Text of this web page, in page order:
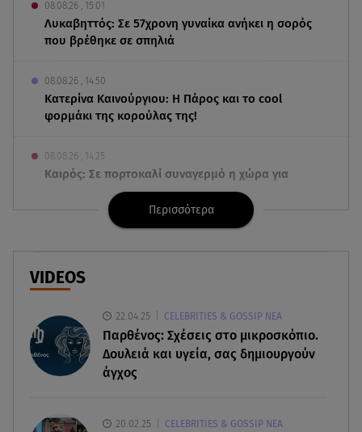
08.08.26 , 15:01
Λυκαβηττός: Σε 57χρονη γυναίκα ανήκει η σορός
που βρέθηκε σε σπηλιά
08.08.26 , 14:50
Κατερίνα Καινούργιου: Η Πάρος και το cool
φορμάκι της κορούλας της!
08.08.26 , 14:25
Καιρός: Σε πορτοκαλί συναγερμό η χώρα για
φωτιές τα επόμενα 24ωρα
Summer fling: Γιατί να πεις ναι σε έναν
Αθηνά Οικονομάκου: Οι... hot αναρτήσεις της με
animal print μπικίνι!
από τα λιμάνια της Αττικής
Περισσότερα
VIDEOS
22.04.25 CELEBRITIES & GOSSIP ΝΕΑ
Παρθένος: Σχέσεις στο μικροσκόπιο.
Δουλειά και υγεία, σας δημιουργούν
άγχος
20.02.25 CELEBRITIES & GOSSIP ΝΕΑ